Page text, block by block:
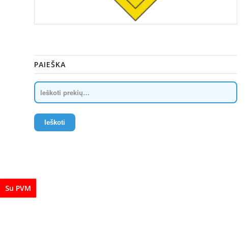
PAIEŠKA
Ieškoti
Su PVM